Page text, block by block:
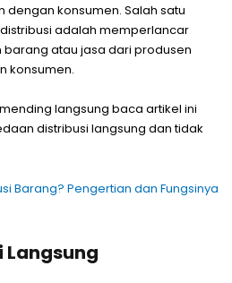
konsumen. Salah satu
adalah memperlancar
atau jasa dari produsen
konsumen.
langsung baca artikel ini
distribusi langsung dan tidak
Barang? Pengertian dan Fungsinya
Langsung